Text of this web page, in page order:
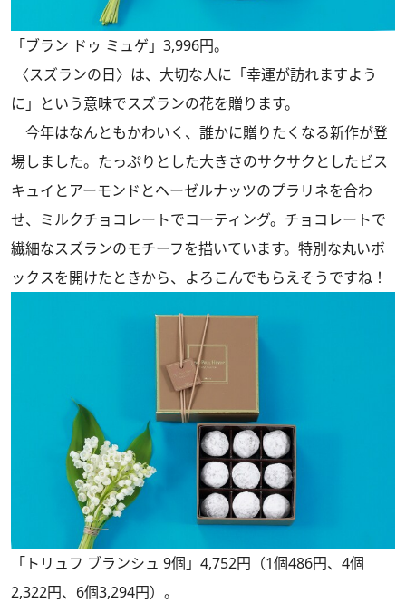
「ブラン ドゥ ミュゲ」3,996円。
〈スズランの日〉は、大切な人に「幸運が訪れますよう
に」という意味でスズランの花を贈ります。
今年はなんともかわいく、誰かに贈りたくなる新作が登
場しました。たっぷりとした大きさのサクサクとしたビス
キュイとアーモンドとヘーゼルナッツのプラリネを合わ
せ、ミルクチョコレートでコーティング。チョコレートで
繊細なスズランのモチーフを描いています。特別な丸いボ
ックスを開けたときから、よろこんでもらえそうですね！
「トリュフ ブランシュ 9個」4,752円（1個486円、4個
2,322円、6個3,294円）。